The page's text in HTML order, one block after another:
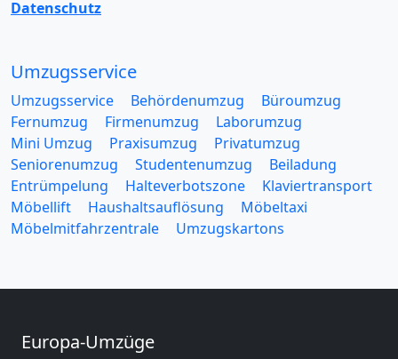
Datenschutz
Umzugsservice
Umzugsservice Behördenumzug
Büroumzug
Fernumzug
Firmenumzug
Laborumzug
Mini Umzug
Praxisumzug
Privatumzug
Seniorenumzug
Studentenumzug
Beiladung
Entrümpelung
Halteverbotszone
Klaviertransport
Möbellift
Haushaltsauflösung
Möbeltaxi
Möbelmitfahrzentrale
Umzugskartons
Europa-Umzüge